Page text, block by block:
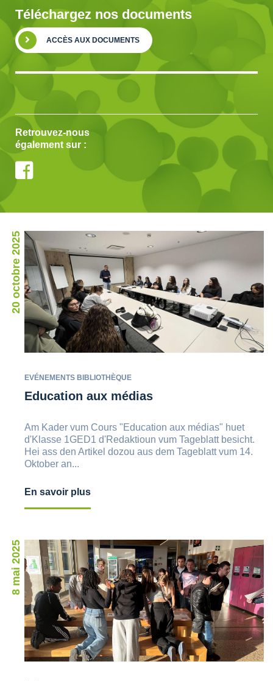
Téléchargez nos documents
ACCÈS AUX DOCUMENTS
Retrouvez-nous
également sur :
20 octobre 2025
EVÉNEMENTS BIBLIOTHÈQUE
Education aux médias
Am Kader vum Cours "Education aux médias" huet
d'Klasse 1GED1 d'Redaktioun vum Tageblatt besicht.
Hei ass den Artikel dozou aus dem Tageblatt vum 14.
Oktober an...
En savoir plus
8 mai 2025